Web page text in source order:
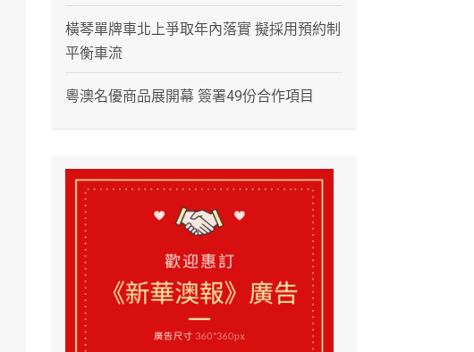
橫琴單牌車北上爭取年內落實 擬採用預約制
平衡車流
粵澳名優商品展開幕 簽署49份合作項目